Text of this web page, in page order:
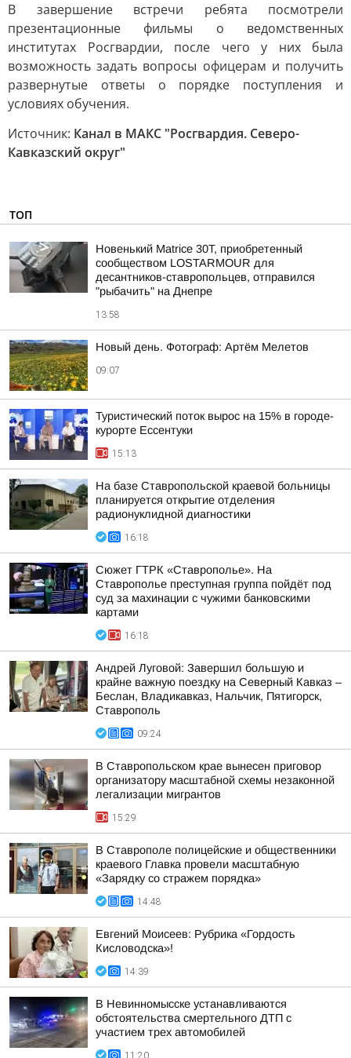
В завершение встречи ребята посмотрели
презентационные фильмы о ведомственных
институтах Росгвардии, после чего у них была
возможность задать вопросы офицерам и получить
развернутые ответы о порядке поступления и
условиях обучения.
Источник: Канал в МАКС "Росгвардия. Северо-
Кавказский округ"
ТОП
Новенький Matrice 30T, приобретенный
сообществом LOSTARMOUR для
десантников-ставропольцев, отправился
"рыбачить" на Днепре
13:58
Новый день. Фотограф: Артём Мелетов
09:07
Туристический поток вырос на 15% в городе-
курорте Ессентуки
15:13
На базе Ставропольской краевой больницы
планируется открытие отделения
радионуклидной диагностики
16:18
Сюжет ГТРК «Ставрополье». На
Ставрополье преступная группа пойдёт под
суд за махинации с чужими банковскими
картами
16:18
Андрей Луговой: Завершил большую и
крайне важную поездку на Северный Кавказ –
Беслан, Владикавказ, Нальчик, Пятигорск,
Ставрополь
09:24
В Ставропольском крае вынесен приговор
организатору масштабной схемы незаконной
легализации мигрантов
15:29
В Ставрополе полицейские и общественники
краевого Главка провели масштабную
«Зарядку со стражем порядка»
14:48
Евгений Моисеев: Рубрика «Гордость
Кисловодска»!
14:39
В Невинномысске устанавливаются
обстоятельства смертельного ДТП с
участием трех автомобилей
11:20